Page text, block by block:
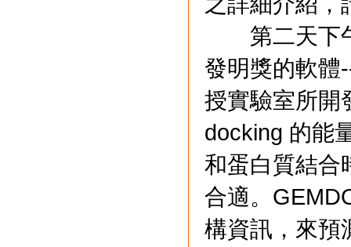
第二天下午
發明獎的軟體
授實驗室所開
docking 的能
和蛋白質結合
合適。
構資訊，來預